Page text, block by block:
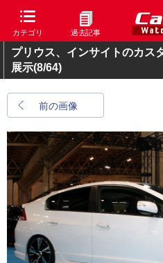
カテゴリ 過去記事
プリウス、インサイトのカス
展示(8/64)
前の画像